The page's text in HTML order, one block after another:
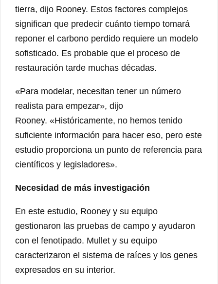
tierra, dijo Rooney. Estos factores complejos
significan que predecir cuánto tiempo tomará
reponer el carbono perdido requiere un modelo
sofisticado. Es probable que el proceso de
restauración tarde muchas décadas.
«Para modelar, necesitan tener un número
realista para empezar», dijo
Rooney. «Históricamente, no hemos tenido
suficiente información para hacer eso, pero este
estudio proporciona un punto de referencia para
científicos y legisladores».
Necesidad de más investigación
En este estudio, Rooney y su equipo
gestionaron las pruebas de campo y ayudaron
con el fenotipado. Mullet y su equipo
caracterizaron el sistema de raíces y los genes
expresados ​​en su interior.